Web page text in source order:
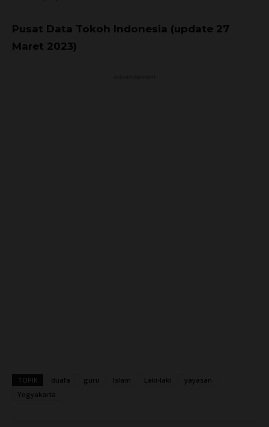
Pusat Data Tokoh Indonesia (update 27
Maret 2023)
TOPIK duafa guru Islam Laki-laki
yayasan
Yogyakarta